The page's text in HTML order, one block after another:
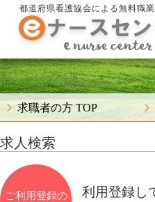
都道府県看護協会による無料職
求職者の方 TOP
求人検索
ご利用登録の
利用登録し